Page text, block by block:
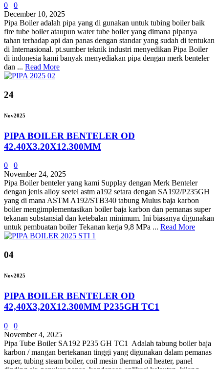
0
0
December 10, 2025
Pipa Boiler adalah pipa yang di gunakan untuk tubing boiler baik
fire tube boiler ataupun water tube boiler yang dimana pipanya
tahan terhadap api dan panas dengan standar yang sudah di tentukan
di Internasional. pt.sumber teknik industri menyedikan Pipa Boiler
di indonesia kami banyak menyediakan pipa dengan merk benteler
dan ... Read More
24
Nov2025
PIPA BOILER BENTELER OD
42.40X3.20X12.300MM
0
0
November 24, 2025
Pipa Boiler benteler yang kami Supplay dengan Merk Benteler
dengan jenis alloy seetel astm a192 setara dengan SA192/P235GH
yang di mana ASTM A192/STB340 tabung Mulus baja karbon
boiler mengimplementasikan boiler baja karbon dan pemanas super
tekanan substansial dan ketebalan minimum. Ini biasanya digunakan
untuk pembuatan boiler Tekanan kerja 9,8 MPa ... Read More
04
Nov2025
PIPA BOILER BENTELER OD
42,40X3,20X12.300MM P235GH TC1
0
0
November 4, 2025
Pipa Tube Boiler SA192 P235 GH TC1 Adalah tabung boiler baja
karbon / mangan bertekanan tinggi yang digunakan dalam pemanas
super, tubing steam boiler, coil mesin thermal oil heater, panel